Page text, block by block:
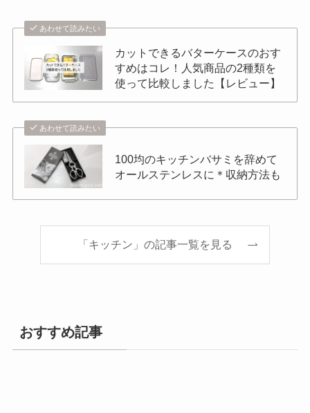
あわせて読みたい
カットできるバターケースのおす
すめはコレ！人気商品の2種類を
使って比較しました【レビュー】
あわせて読みたい
100均のキッチンバサミを辞めて
オールステンレスに＊収納方法も
「キッチン」の記事一覧を見る
おすすめ記事